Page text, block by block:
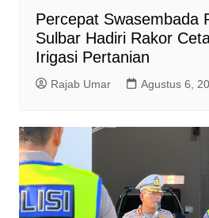
Percepat Swasembada
Sulbar Hadiri Rakor
Irigasi Pertanian
Rajab Umar Agustus 6,